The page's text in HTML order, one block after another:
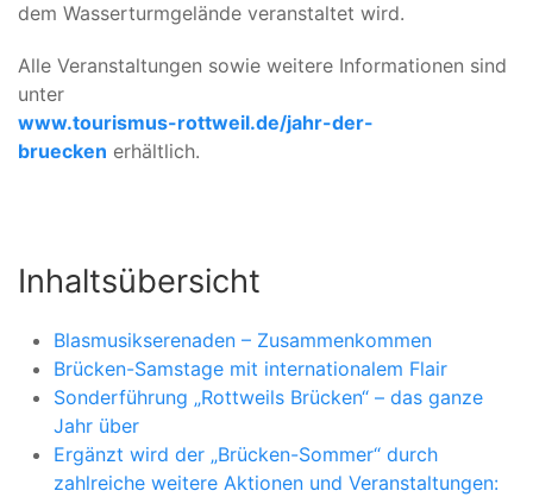
dem Wasserturmgelände veranstaltet wird.
Alle Veranstaltungen sowie weitere Informationen sind
unter
www.tourismus-rottweil.de/jahr-der-
bruecken erhältlich.
Inhaltsübersicht
Blasmusikserenaden – Zusammenkommen
Brücken-Samstage mit internationalem Flair
Sonderführung „Rottweils Brücken“ – das ganze
Jahr über
Ergänzt wird der „Brücken-Sommer“ durch
zahlreiche weitere Aktionen und Veranstaltungen: